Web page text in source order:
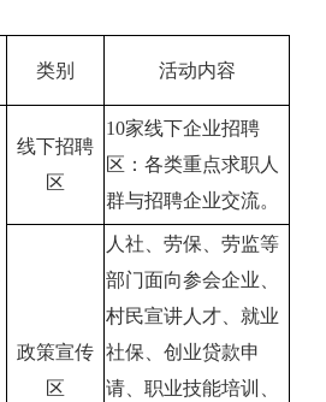
类别 活动内容
线下招聘
区
10家线下企业招聘
区：各类重点求职人
群与招聘企业交流。
政策宣传
区
人社、劳保、劳监等
部门面向参会企业、
村民宣讲人才、就业
社保、创业贷款申
请、职业技能培训、